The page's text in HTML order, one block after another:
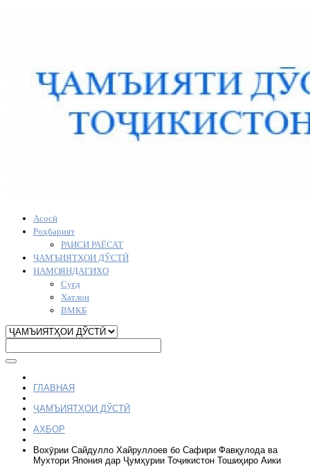
Асосӣ
Роҳбарият
РАИСИ РАЁСАТ
ҶАМЪИЯТҲОИ ДЎСТӢ
НАМОЯНДАГИҲО
Суғд
Хатлон
ВМКБ
ГЛАВНАЯ
ҶАМЪИЯТҲОИ ДЎСТӢ
АХБОР
Вохӯрии Сайдулло Хайруллоев бо Сафири Фавқулода ва
Мухтори Япония дар Ҷумҳурии Тоҷикистон Тошиҳиро Аики